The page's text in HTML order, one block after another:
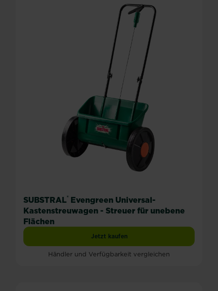
SUBSTRAL® Evengreen Universal-
Kastenstreuwagen - Streuer für unebene
Flächen
Jetzt kaufenSUBSTRAL® Evengreen Universal-
Händler und Verfügbarkeit vergleichen